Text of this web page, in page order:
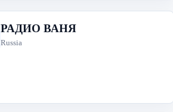
РАДИО ВАНЯ
Russia